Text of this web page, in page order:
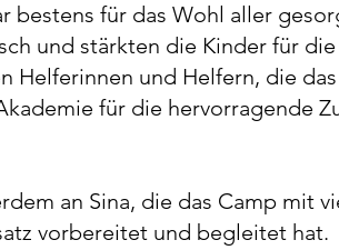
bestens für das Wohl aller
und stärkten die Kinder für
Helferinnen und Helfern, die
für die hervorragende
an Sina, die das Camp mit
vorbereitet und begleitet hat.